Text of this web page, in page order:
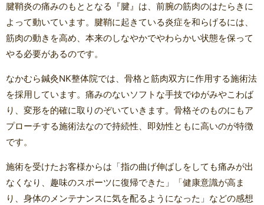
腱鞘炎の痛みのもととなる『腱』は、前腕の筋肉のはたらきに
よって動いています。腱鞘に起きている炎症を和らげるには、
筋肉の動きを高め、本来のしなやかでやわらかい状態を保って
やる必要があるのです。
なかむら鍼灸NK整体院では、骨格と筋肉双方に作用する施術法
を採用しています。痛みのないソフトな手技でゆがみやこわば
り、変形を的確に取りのぞいていきます。骨格そのものにもア
プローチする施術法なので持続性、即効性ともに高いのが特徴
です。
施術を受けたお客様からは「指の曲げ伸ばしをしても痛みが出
なくなり、趣味のスポーツに復帰できた」「健康意識が高ま
り、身体のメンテナンスに気を配るようになった」などの感想